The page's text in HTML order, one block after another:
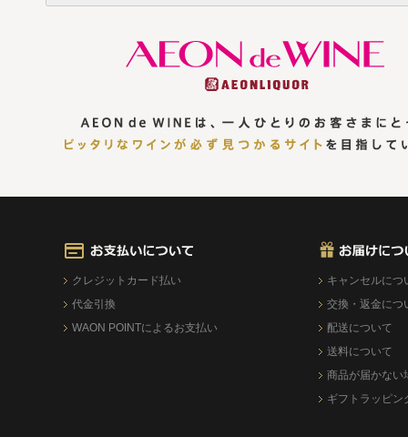
クレジットカード払い
代金引換
WAON POINTによるお支払い
キャンセルにつ
交換・返金につ
配送について
送料について
商品が届かない
ギフトラッピン